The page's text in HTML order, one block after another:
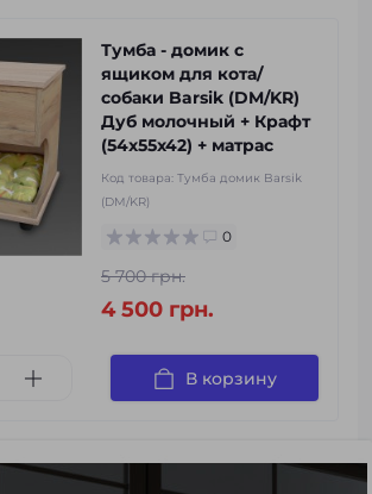
Тумба - домик с
ящиком для кота/
собаки Barsik (DM/KR)
Дуб молочный + Крафт
(54x55x42) + матрас
Код товара: Тумба домик Barsik
(DM/KR)
0
5 700 грн.
4 500 грн.
В корзину